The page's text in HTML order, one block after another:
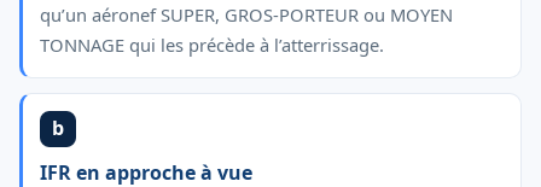
qu’un aéronef SUPER, GROS-PORTEUR ou MOYEN
TONNAGE qui les précède à l’atterrissage.
b
IFR en approche à vue